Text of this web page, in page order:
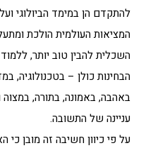
להתקדם הן במימד הביולוגי
המציאות העולמית הולכת
השכלית להבין טוב יותר,
הבחינות כולן – בטכנולוגיה,
באהבה, באמונה, בתורה,
עניינה של התשובה.
על פי כיוון חשיבה זה מובן